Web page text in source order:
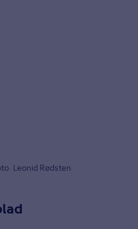
Leonid Rødsten.